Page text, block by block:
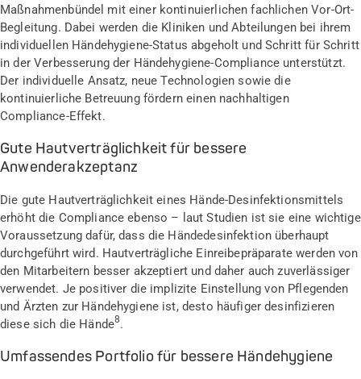
Maßnahmenbündel mit einer kontinuierlichen fachlichen Vor-Ort-
Begleitung. Dabei werden die Kliniken und Abteilungen bei ihrem
individuellen Händehygiene-Status abgeholt und Schritt für Schritt
in der Verbesserung der Händehygiene-Compliance unterstützt.
Der individuelle Ansatz, neue Technologien sowie die
kontinuierliche Betreuung fördern einen nachhaltigen
Compliance-Effekt.
Gute Hautverträglichkeit für bessere
Anwenderakzeptanz
Die gute Hautverträglichkeit eines Hände-Desinfektionsmittels
erhöht die Compliance ebenso – laut Studien ist sie eine wichtige
Voraussetzung dafür, dass die Händedesinfektion überhaupt
durchgeführt wird. Hautverträgliche Einreibepräparate werden von
den Mitarbeitern besser akzeptiert und daher auch zuverlässiger
verwendet. Je positiver die implizite Einstellung von Pflegenden
und Ärzten zur Händehygiene ist, desto häufiger desinfizieren
diese sich die Hände8.
Umfassendes Portfolio für bessere Händehygiene